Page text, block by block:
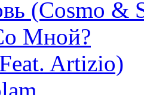
(Cosmo &
Мной?
Artizio)